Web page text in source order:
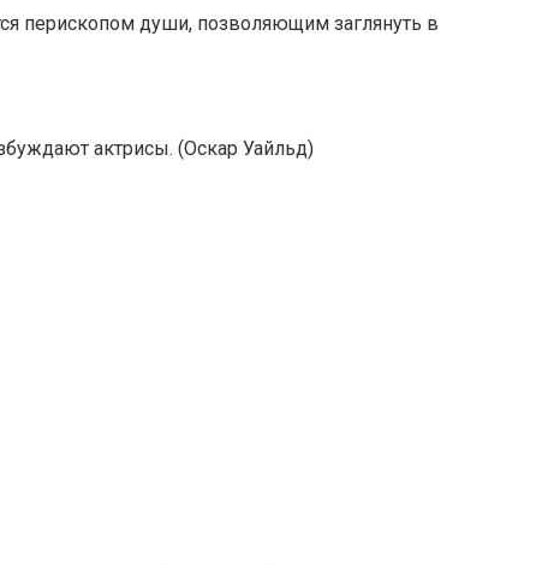
перископом души, позволяющим заглянуть в
актрисы. (Оскар Уайльд)